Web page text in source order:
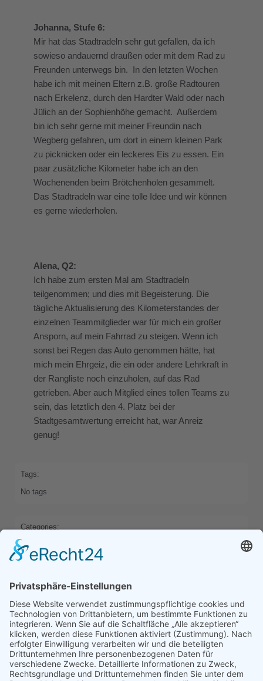
Johanna, Stufe 6:
Mir hat das Stadtradeln sehr gut gefallen, da ich
sowieso andauernd draußen oder mit dem Rad zu
Freunden unterwegs bin. In den letzten Wochen
habe ich mit meinen Eltern z.B. große Radtouren
nach Erkelenz, durch den Hardter Wald oder nach
Jülich an der Sophienhöhe gemacht. Außerdem
bin ich sehr gerne mit meiner Freundin nach
Wegberg gefahren, um dort in einem kleinen Park
zu picknicken oder ein leckeres Eis zu essen. Ein
paar zusätzliche Kilometer habe ich an den
Wochenenden beim Brötchenholen gesammelt.
Das Stadtradeln war eine tolle Idee und wir können
es gerne wiederholen.
Alena, Q2:
Ich habe zum ersten Mal am Stadtradeln
teilgenommen; und dies mit Begeisterung. Die
tägliche Aktualisierung des Kilometerstandes der
einzelnen Teammitglieder war für mich ein großer
Ansporn, auf mein Fahrrad zu steigen. Wenn ich
sonst bei Regen das Auto genommen hätte, hat
mich mein Ehrgeiz, die ein oder andere Lehrkraft in
der Rangliste noch einzuholen, auf das Rad
getrieben. Aber auch Mitglied eines tollen Teams zu
sein, das letztlich den 4. Platz bei der
Stadtgesamtwertung erreicht hat, war Anreiz
genug!
Tags:
No tags
Categories:
HOME
Previous
Comments are closed